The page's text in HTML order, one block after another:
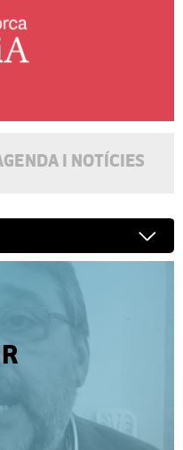
I NOTÍCIES